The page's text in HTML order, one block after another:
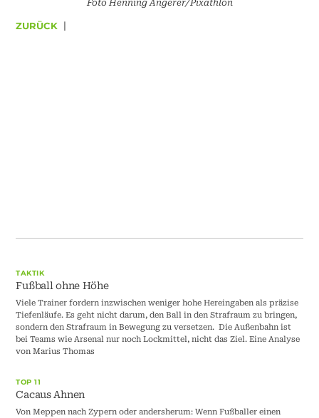
Foto Henning Angerer/Pixathlon
ZURÜCK |
TAKTIK
Fußball ohne Höhe
Viele Trainer fordern inzwischen weniger hohe Hereingaben als präzise
Tiefenläufe. Es geht nicht darum, den Ball in den Strafraum zu bringen,
sondern den Strafraum in Bewegung zu versetzen. Die Außenbahn ist
bei Teams wie Arsenal nur noch Lockmittel, nicht das Ziel. Eine Analyse
von Marius Thomas
TOP 11
Cacaus Ahnen
Von Meppen nach Zypern oder andersherum: Wenn Fußballer einen